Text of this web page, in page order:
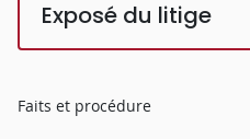
Exposé du litige
Faits et procédure